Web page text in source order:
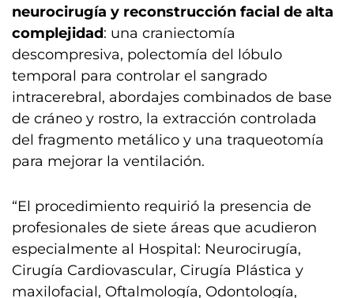
neurocirugía y reconstrucción facial de alta
complejidad: una craniectomía
descompresiva, polectomía del lóbulo
temporal para controlar el sangrado
intracerebral, abordajes combinados de base
de cráneo y rostro, la extracción controlada
del fragmento metálico y una traqueotomía
para mejorar la ventilación.
“El procedimiento requirió la presencia de
profesionales de siete áreas que acudieron
especialmente al Hospital: Neurocirugía,
Cirugía Cardiovascular, Cirugía Plástica y
maxilofacial, Oftalmología, Odontología,